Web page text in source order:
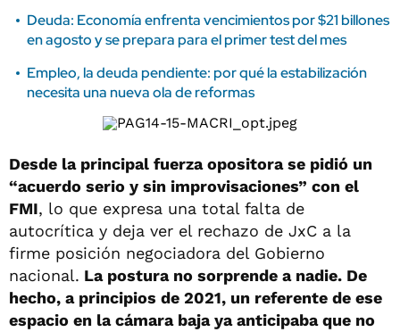
Deuda: Economía enfrenta vencimientos por $21 billones
en agosto y se prepara para el primer test del mes
Empleo, la deuda pendiente: por qué la estabilización
necesita una nueva ola de reformas
Desde la principal fuerza opositora se pidió un
“acuerdo serio y sin improvisaciones” con el
FMI, lo que expresa una total falta de
autocrítica y deja ver el rechazo de JxC a la
firme posición negociadora del Gobierno
nacional. La postura no sorprende a nadie. De
hecho, a principios de 2021, un referente de ese
espacio en la cámara baja ya anticipaba que no